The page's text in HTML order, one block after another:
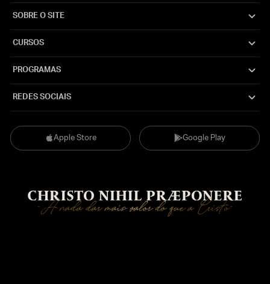
Apple Store Google Play
SOBRE O SITE
CURSOS
PROGRAMAS
REDES SOCIAIS